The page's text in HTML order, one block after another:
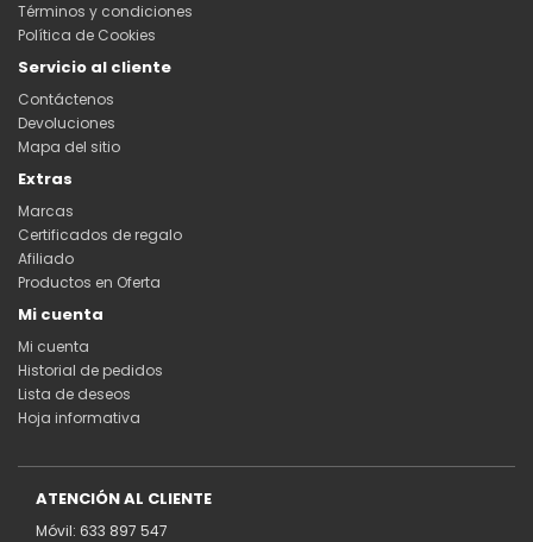
Términos y condiciones
Política de Cookies
Servicio al cliente
Contáctenos
Devoluciones
Mapa del sitio
Extras
Marcas
Certificados de regalo
Afiliado
Productos en Oferta
Mi cuenta
Mi cuenta
Historial de pedidos
Lista de deseos
Hoja informativa
ATENCIÓN AL CLIENTE
Móvil: 633 897 547